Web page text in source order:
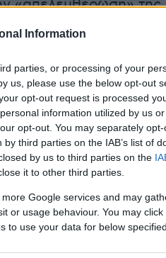
Information
parties, or processing of your
us, please use the below opt-out
opt-out request is processed
information utilized by us
opt-out. You may separately
third parties on the IAB’s list of
by us to third parties on the
it to other third parties.
Google services and may
or usage behaviour. You may
to use your data for below
«απελευθέρωση» της
της Ιερουσαλήμ,
εκεί: «Θεέ μου,
της Ιερουσαλήμ,
ότι η Ιερουσαλήμ
υπό τουρκική
δείξει αυτές τις
τα μέρη θα γίνουν
τη δική μας κυριαρχία
πρόεδρο παγκόσμιας